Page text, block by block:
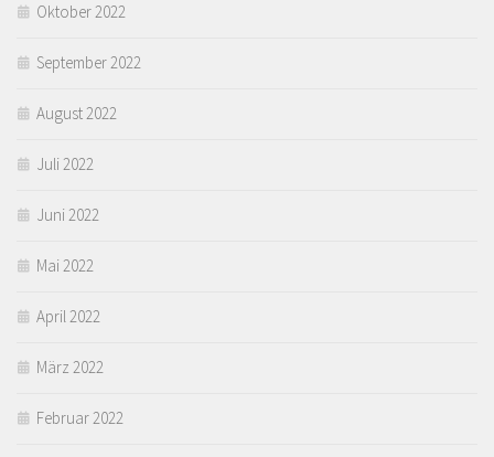
Oktober 2022
September 2022
August 2022
Juli 2022
Juni 2022
Mai 2022
April 2022
März 2022
Februar 2022